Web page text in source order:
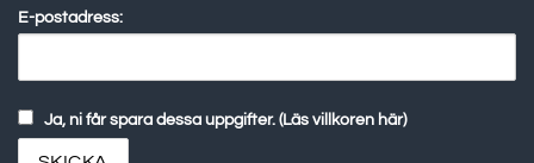
E-postadress:
Ja, ni får spara dessa uppgifter. (Läs villkoren här)